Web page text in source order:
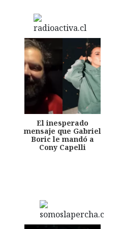
El inesperado
mensaje que Gabriel
Boric le mandó a
Cony Capelli